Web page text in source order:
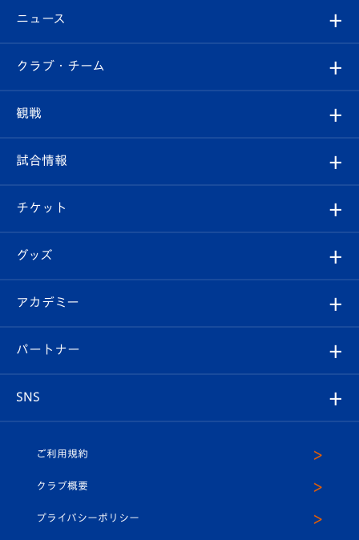
ニュース
すべて
クラブ
試合情報
チケット
イベント
メディア
ホームタウン
クラブ・チーム
クラブ概要
エンブレム紹介
スタッフプロフィール
マスコット紹介
観戦
観戦ルール
はじめての観戦ガイド
Revive Team
ヴィヴィくんの長崎おもてなしガイド
試合情報
試合日程/結果
フォトギャラリー
スタジアムグルメ
チケット
チケット
V-LOVERS（ファンクラブ）
プレイヤーズスイート
グッズ
オンラインショップ
店舗情報
アカデミー
育成からのお知らせ
U-18
パートナー
SNS
ヴィヴィくんインスタグラム
公式LINE＠
ご利用規約
クラブ概要
プライバシーポリシー